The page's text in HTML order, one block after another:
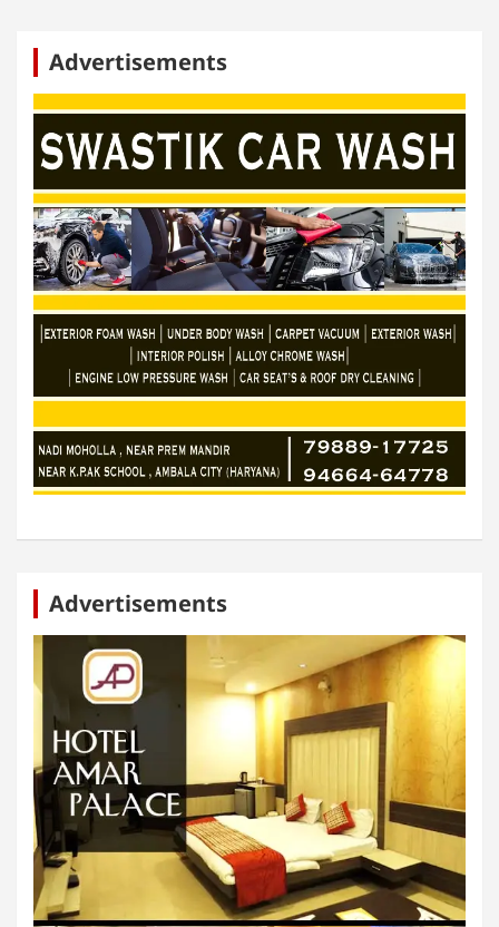
Advertisements
Advertisements